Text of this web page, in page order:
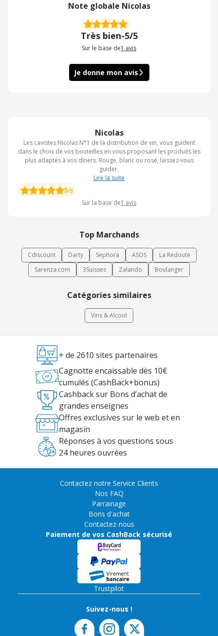
Nicolas
Les cavistes Nicolas N°1 de la distribution de vin, vous guident
dans le choix de vos bouteilles en vous proposant les produits les
plus adaptés à vos dîners. Rouge, blanc ou rosé, laissez-vous
guider.
Lire la suite
5/5
Sur la base de1 avis
Top Marchands
Cdiscount Darty Sephora ASOS
La Redoute
Sarenza.com
3Suisses Zalando Boulanger
Catégories similaires
Vins & Alcool
Note globale Nicolas
Très bien-5/5
Sur le base de1 avis
Je donne mon avis
+ de 2610 sites partenaires
Cagnotte encaissable dès 10€
cumulés (CashBack+bonus)
Cashback sur Bons d’achat de
grandes enseignes
Offres exclusives sur le web et en
magasin
Réponses à vos questions sous
24 heures ouvrées
Contactez notre Service Clients
Nos FAQ
Parrainage
Bons d'achat
Contactez-nous
Paiement de vos CashBack sécurisé
Trustpilot
Suivez-nous !